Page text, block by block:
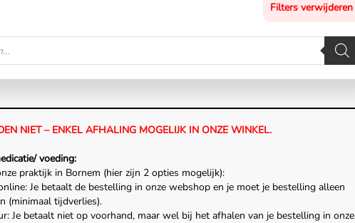
Filters verwijderen
NIET – ENKEL AFHALING MOGELIJK IN ONZE WINKEL.
voeding:
praktijk in Bornem (hier zijn 2 opties mogelijk):
Je betaalt de bestelling in onze webshop en je moet je bestelling alleen
(minimaal tijdverlies).
Je betaalt niet op voorhand, maar wel bij het afhalen van je bestelling in onze